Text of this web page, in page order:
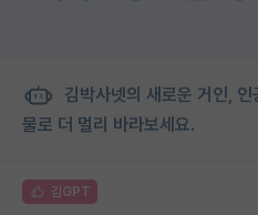
김박사넷의 새로운 거인,
물로 더 멀리 바라보세요.
김GPT